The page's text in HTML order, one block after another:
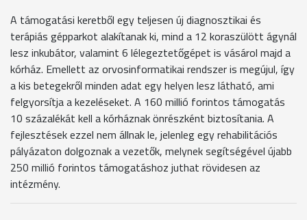
A támogatási keretből egy teljesen új diagnosztikai és
terápiás gépparkot alakítanak ki, mind a 12 koraszülött ágynál
lesz inkubátor, valamint 6 lélegeztetőgépet is vásárol majd a
kórház. Emellett az orvosinformatikai rendszer is megújul, így
a kis betegekről minden adat egy helyen lesz látható, ami
felgyorsítja a kezeléseket. A 160 millió forintos támogatás
10 százalékát kell a kórháznak önrészként biztosítania. A
fejlesztések ezzel nem állnak le, jelenleg egy rehabilitációs
pályázaton dolgoznak a vezetők, melynek segítségével újabb
250 millió forintos támogatáshoz juthat rövidesen az
intézmény.